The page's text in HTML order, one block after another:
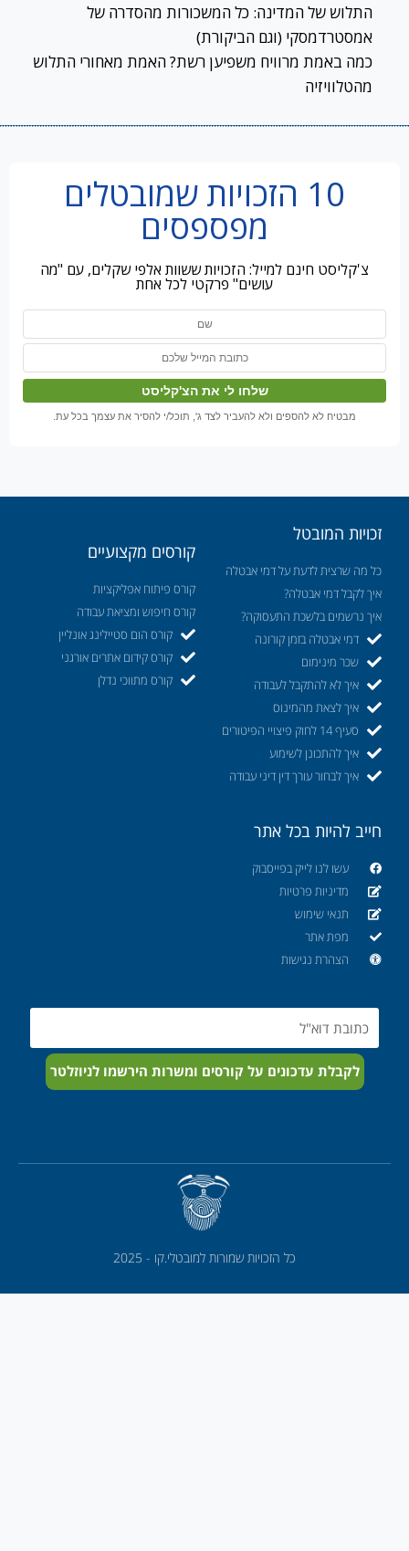
התלוש של המדינה: כל המשכורות מהסדרה של
אמסטרדמסקי (וגם הביקורת)
כמה באמת מרוויח משפיען רשת? האמת מאחורי התלוש
מהטלוויזיה
10 הזכויות שמובטלים
מפספסים
צ'קליסט חינם למייל: הזכויות ששוות אלפי שקלים, עם "מה
עושים" פרקטי לכל אחת
מבטיח לא להספים ולא להעביר לצד ג', תוכל/י להסיר את עצמך בכל עת.
זכויות המובטל
כל מה שרצית לדעת על דמי אבטלה
איך לקבל דמי אבטלה?
איך נרשמים בלשכת התעסוקה?
דמי אבטלה בזמן קורונה
שכר מינימום
איך לא להתקבל לעבודה
איך לצאת מהמינוס
סעיף 14 לחוק פיצויי הפיטורים
איך להתכונן לשימוע
איך לבחור עורך דין דיני עבודה
קורסים מקצועיים
קורס פיתוח אפליקציות
קורס חיפוש ומציאת עבודה
קורס הום סטיילינג אונליין
קורס קידום אתרים אורגני
קורס מתווכי נדלן
חייב להיות בכל אתר
עשו לנו לייק בפייסבוק
מדיניות פרטיות
תנאי שימוש
מפת אתר
הצהרת נגישות
Email
לקבלת עדכונים על קורסים ומשרות הירשמו לניוזלטר
כל הזכויות שמורות למובטלי.קו - 2025